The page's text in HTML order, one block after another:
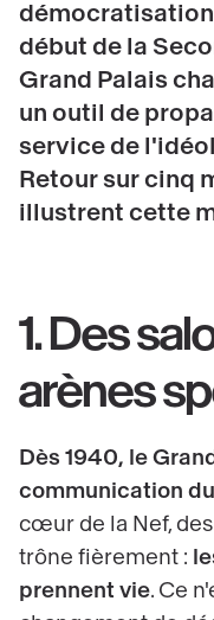
démocratisation
début de la
Grand Palais
un outil de
service de
Retour sur cinq
illustrent cette
1. Des
arènes
Dès 1940, le
communication
cœur de la Nef,
trône fièrement :
prennent vie. Ce